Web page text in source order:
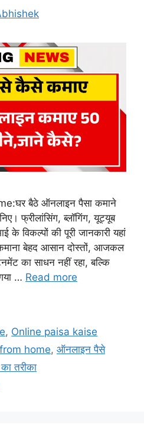
बैठे ऑनलाइन पैसा कमाने
फ्रीलांसिंग, ब्लॉगिंग, यूट्यूब
विकल्पों की पूरी जानकारी यहां
बेहद आसान दोस्तों, आजकल
का साधन नहीं रहा, बल्कि
… Read more
, Online paisa kaise
home, ऑनलाइन पैसे
तरीका